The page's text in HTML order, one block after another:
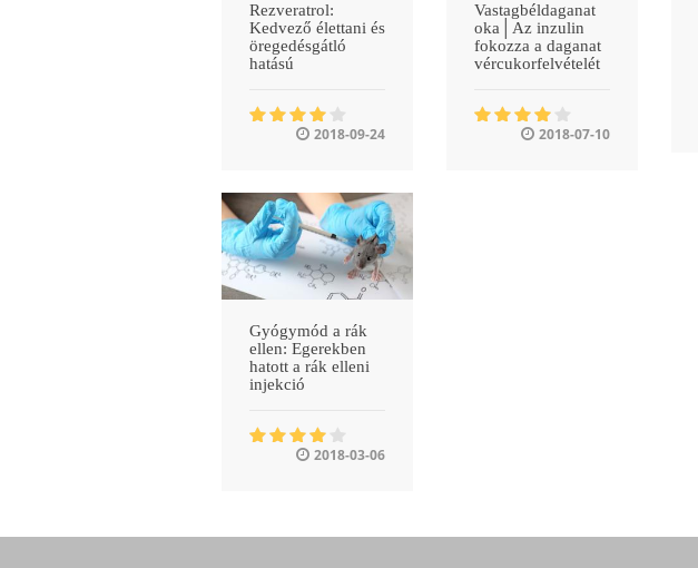
Rezveratrol:
Kedvező élettani és
öregedésgátló
hatású
2018-09-24
Vastagbéldaganat
oka│Az inzulin
fokozza a daganat
vércukorfelvételét
2018-07-10
Gyógymód a rák
ellen: Egerekben
hatott a rák elleni
injekció
2018-03-06